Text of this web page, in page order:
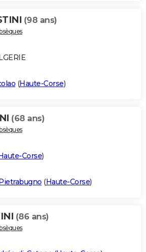
(98 ans)
(Haute-Corse)
(68 ans)
Corse)
(Haute-Corse)
(86 ans)